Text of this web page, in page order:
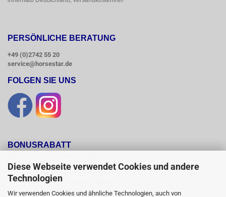
Diese Webseite verwendet Cookies und andere
Technologien
Wir verwenden Cookies und ähnliche Technologien, auch von
PERSÖNLICHE BERATUNG
+49 (0)2742 55 20
service@horsestar.de
FOLGEN SIE UNS
BONUSRABATT
Bonusrabatt.
Ab einem Bestellwert von 250,00 Euro
erhalten Sie 10 %, ab einem Bestellwert
von 500,00 Euro erhalten Sie 12% und ab